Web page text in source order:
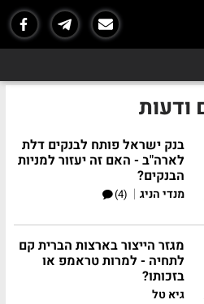
ודעות
בנק ישראל פותח לבנקים דלת
לארה"ב - האם זה יעזור למניות
הבנקים?
מנדי הניג |
(4)
מגזר הייצור בארצות הברית קם
לתחיה - למרות טראמפ או
בזכותו?
גיא טל